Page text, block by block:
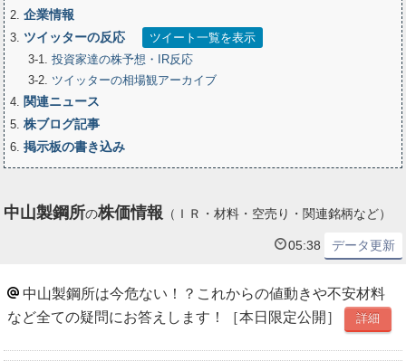
2 企業情報
3 ツイッターの反応
ツイート一覧を表示
3-1 投資家達の株予想・IR反応
3-2 ツイッターの相場観アーカイブ
4
関連ニュース
5 株ブログ記事
6 掲示板の書き込み
中山製鋼所の株価情報 （ＩＲ・材料・空売り・関連銘柄など）
05:38 データ更新
中山製鋼所は今危ない！？これからの値動きや不安材料
など全ての疑問にお答えします！［本日限定公開］
詳細